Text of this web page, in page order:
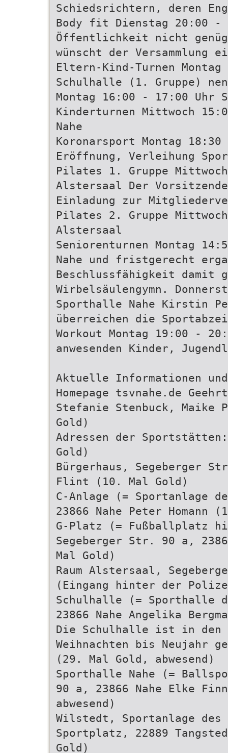
Schiedsrichtern, deren
Body fit Dienstag 20:00 -
Öffentlichkeit nicht
wünscht der Versammlung
Eltern-Kind-Turnen
Schulhalle (1. Gruppe)
Montag 16:00 - 17:00 Uhr
Kinderturnen Mittwoch
Nahe
Koronarsport Montag
Eröffnung, Verleihung
Pilates 1. Gruppe
Alstersaal Der
Einladung zur
Pilates 2. Gruppe
Alstersaal
Seniorenturnen Montag
Nahe und fristgerecht
Beschlussfähigkeit damit
Wirbelsäulengymn.
Sporthalle Nahe Kirstin
überreichen die
Workout Montag 19:00 -
anwesenden Kinder,
Aktuelle Informationen
Homepage tsvnahe.de
Stefanie Stenbuck, Maike
Gold)
Adressen der
Gold)
Bürgerhaus, Segeberger
Flint (10. Mal Gold)
C-Anlage (= Sportanlage
23866 Nahe Peter Homann
G-Platz (= Fußballplatz
Segeberger Str. 90 a,
Mal Gold)
Raum Alstersaal,
(Eingang hinter der
Schulhalle (= Sporthalle
23866 Nahe Angelika
Die Schulhalle ist in den
Weihnachten bis Neujahr
(29. Mal Gold, abwesend)
Sporthalle Nahe (=
90 a, 23866 Nahe Elke
abwesend)
Wilstedt, Sportanlage des
Sportplatz, 22889
Gold)